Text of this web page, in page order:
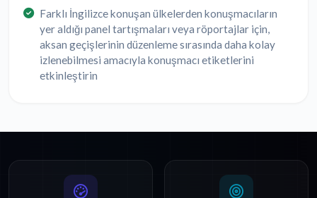
Farklı İngilizce konuşan ülkelerden konuşmacıların
yer aldığı panel tartışmaları veya röportajlar için,
aksan geçişlerinin düzenleme sırasında daha kolay
izlenebilmesi amacıyla konuşmacı etiketlerini
etkinleştirin